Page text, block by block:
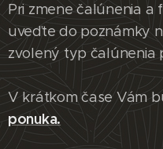
Pri zmene čalúnenia a
uveďte do poznámky
zvolený typ čalúnenia
V krátkom čase Vám
ponuka.